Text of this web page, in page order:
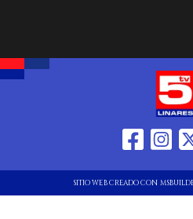
SITIO WEB CREADO CON